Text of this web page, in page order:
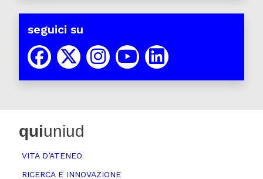
seguici su
quiuniud
VITA D’ATENEO
RICERCA E INNOVAZIONE